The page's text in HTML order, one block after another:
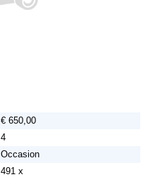
€ 650,00
4
Occasion
491 x